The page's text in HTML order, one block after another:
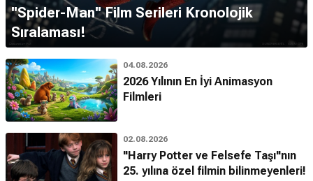
''Spider-Man'' Film Serileri Kronolojik
Sıralaması!
04.08.2026
2026 Yılının En İyi Animasyon
Filmleri
02.08.2026
"Harry Potter ve Felsefe Taşı"nın
25. yılına özel filmin bilinmeyenleri!